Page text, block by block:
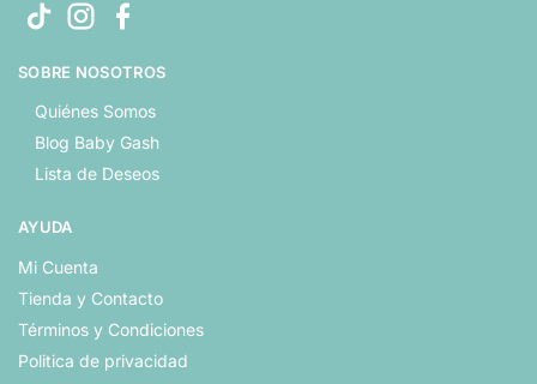
SOBRE NOSOTROS
Quiénes Somos
Blog Baby Gash
Lista de Deseos
AYUDA
Mi Cuenta
Tienda y Contacto
Términos y Condiciones
Politica de privacidad